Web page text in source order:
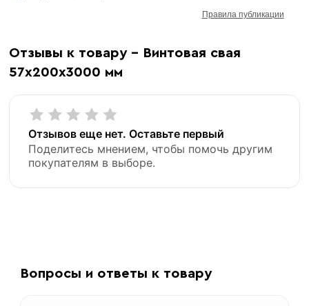
Отзывы к товару - Винтовая свая
57х200х3000 мм
Отзывов еще нет. Оставьте первый
Поделитесь мнением, чтобы помочь другим
покупателям в выборе.
Правила публикации
Вопросы и ответы к товару